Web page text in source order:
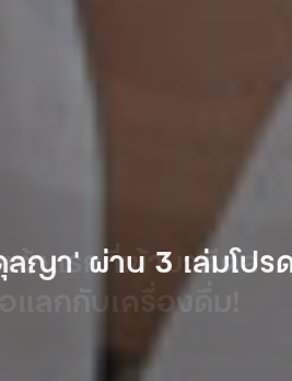
จ้าแรกที่เข้ามาตีตลา
แลกกับเครื่องดื่ม!